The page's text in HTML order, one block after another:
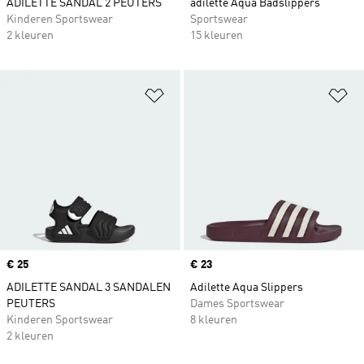
ADILETTE SANDAL 2 PEUTERS
Kinderen Sportswear
2 kleuren
adilette Aqua Badslippers
Sportswear
15 kleuren
Price
€ 25
ADILETTE SANDAL 3 SANDALEN
PEUTERS
Kinderen Sportswear
2 kleuren
Price
€ 23
Adilette Aqua Slippers
Dames Sportswear
8 kleuren